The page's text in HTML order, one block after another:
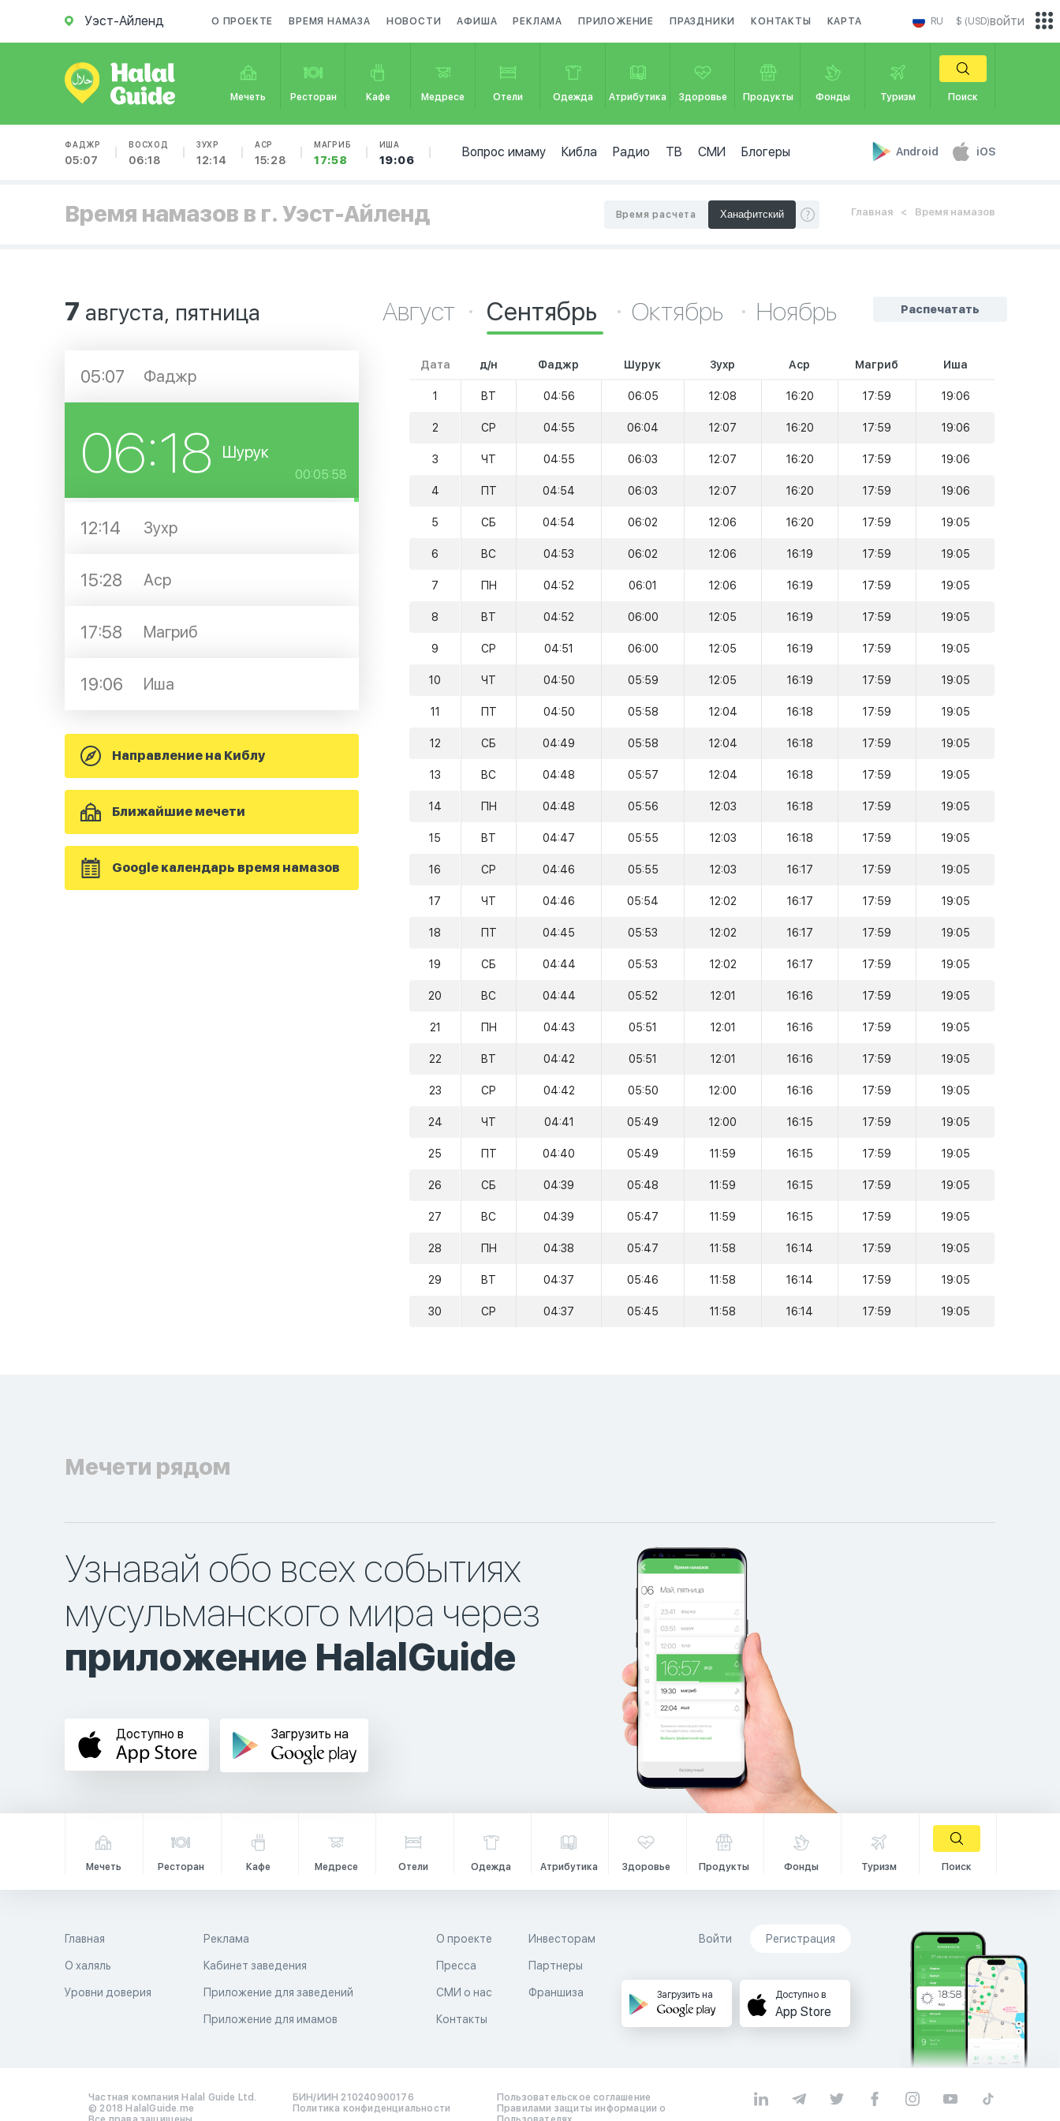
Уэст-Айленд О ПРОЕКТЕ ВРЕМЯ НАМАЗА НОВОСТИ АФИША РЕКЛАМА ПРИЛОЖЕНИЕ ПРАЗДНИКИ КОНТАКТЫ КАРТА RU $ (USD)
Мечеть Ресторан Кафе Медресе Отели Одежда Атрибутика Здоровье Продукты Фонды Туризм Поиск
ФАДЖР
05:07
ВОСХОД
06:18
ЗУХР
12:14
АСР
15:28
МАГРИБ
17:58
ИША
19:06
Вопрос имаму Кибла Радио ТВ СМИ Блогеры Android iOS
войти
Время намазов в г. Уэст-Айленд Главная Время намазов
Время расчета
7 августа, пятница
05:07 Фаджр
06:18 Шурук
00:05:58
12:14 Зухр
15:28 Аср
17:58 Магриб
19:06 Иша
Направление на Киблу
Ближайшие мечети
Google календарь время намазов
Распечатать
Август Сентябрь Октябрь Ноябрь
Дата д/н Фаджр Шурук Зухр Аср Магриб Иша
1 ВТ 04:56 06:05 12:08 16:20 17:59 19:06
2 СР 04:55 06:04 12:07 16:20 17:59 19:06
3 ЧТ 04:55 06:03 12:07 16:20 17:59 19:06
4 ПТ 04:54 06:03 12:07 16:20 17:59 19:06
5 СБ 04:54 06:02 12:06 16:20 17:59 19:05
6 ВС 04:53 06:02 12:06 16:19 17:59 19:05
7 ПН 04:52 06:01 12:06 16:19 17:59 19:05
8 ВТ 04:52 06:00 12:05 16:19 17:59 19:05
9 СР 04:51 06:00 12:05 16:19 17:59 19:05
10 ЧТ 04:50 05:59 12:05 16:19 17:59 19:05
11 ПТ 04:50 05:58 12:04 16:18 17:59 19:05
12 СБ 04:49 05:58 12:04 16:18 17:59 19:05
13 ВС 04:48 05:57 12:04 16:18 17:59 19:05
14 ПН 04:48 05:56 12:03 16:18 17:59 19:05
15 ВТ 04:47 05:55 12:03 16:18 17:59 19:05
16 СР 04:46 05:55 12:03 16:17 17:59 19:05
17 ЧТ 04:46 05:54 12:02 16:17 17:59 19:05
18 ПТ 04:45 05:53 12:02 16:17 17:59 19:05
19 СБ 04:44 05:53 12:02 16:17 17:59 19:05
20 ВС 04:44 05:52 12:01 16:16 17:59 19:05
21 ПН 04:43 05:51 12:01 16:16 17:59 19:05
22 ВТ 04:42 05:51 12:01 16:16 17:59 19:05
23 СР 04:42 05:50 12:00 16:16 17:59 19:05
24 ЧТ 04:41 05:49 12:00 16:15 17:59 19:05
25 ПТ 04:40 05:49 11:59 16:15 17:59 19:05
26 СБ 04:39 05:48 11:59 16:15 17:59 19:05
27 ВС 04:39 05:47 11:59 16:15 17:59 19:05
28 ПН 04:38 05:47 11:58 16:14 17:59 19:05
29 ВТ 04:37 05:46 11:58 16:14 17:59 19:05
30 СР 04:37 05:45 11:58 16:14 17:59 19:05
Мечети рядом
Узнавай обо всех событиях
мусульманского мира через
приложение HalalGuide
Доступно в Загрузить на
Мечеть Ресторан Кафе Медресе Отели Одежда Атрибутика Здоровье Продукты Фонды Туризм Поиск
Главная
О халяль
Уровни доверия
Реклама
Кабинет заведения
Приложение для заведений
Приложение для имамов
О проекте
Пресса
СМИ о нас
Контакты
Инвесторам
Партнеры
Франшиза
Войти Регистрация
Загрузить на Доступно в
App Store
Частная компания Halal Guide Ltd.
© 2018 HalalGuide.me
БИН/ИИН 210240900176
Политика конфиденциальности
Пользовательское соглашение
Правилами защиты информации о